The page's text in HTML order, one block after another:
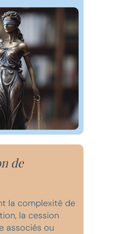
de
la complexité de
la cession
associés ou